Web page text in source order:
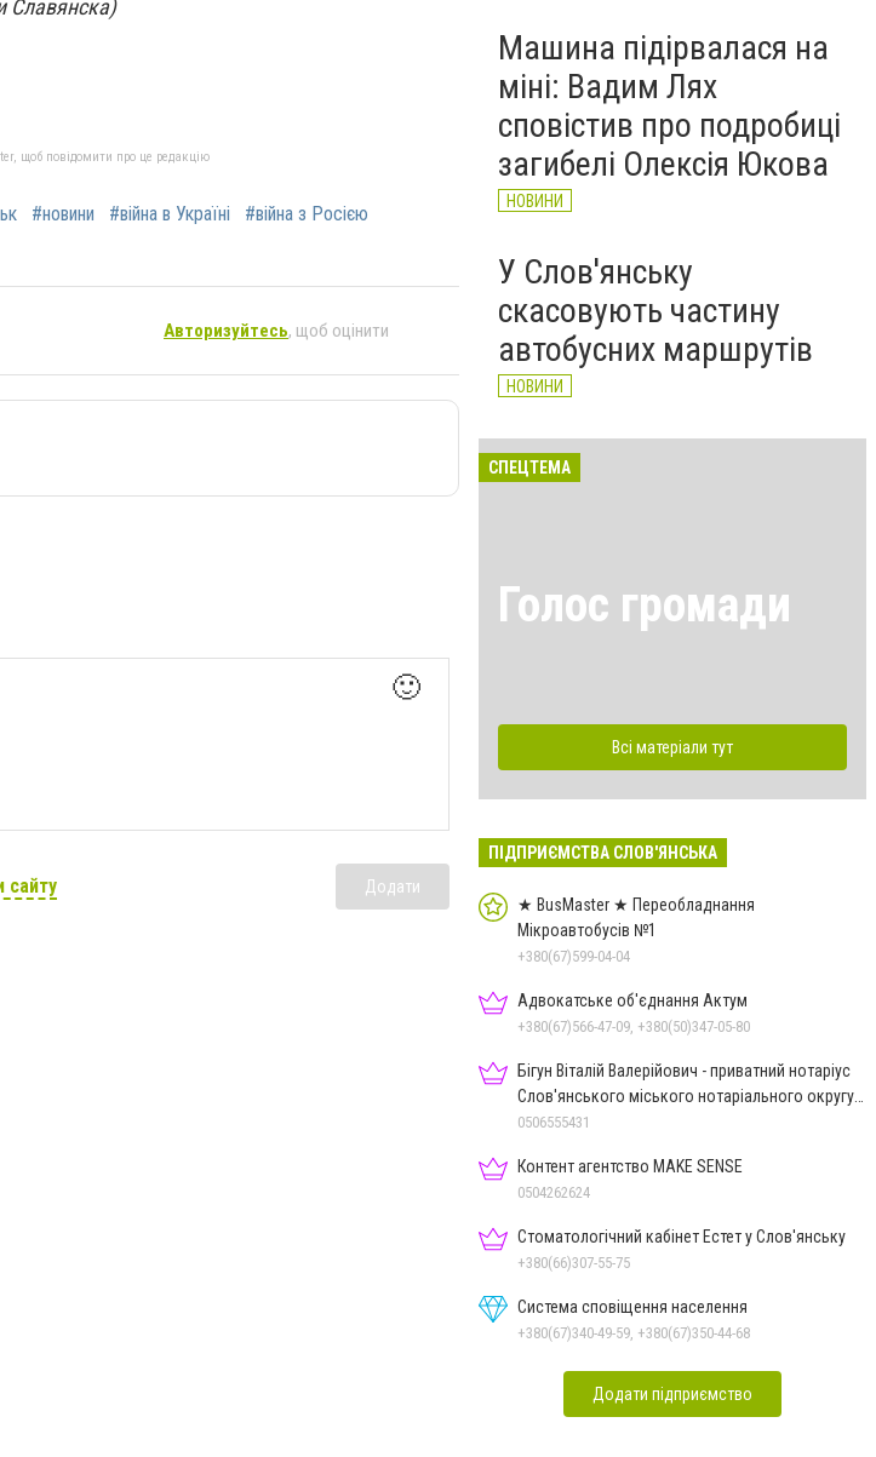
Славянска)
щоб повідомити про це редакцію
#новини #війна в Україні
#війна з Росією
Авторизуйтесь, щоб оцінити
🙂
сайту Додати
Машина підірвалася на
міні: Вадим Лях
сповістив про подробиці
загибелі Олексія Юкова
НОВИНИ
У Слов'янську
скасовують частину
автобусних маршрутів
НОВИНИ
СПЕЦТЕМА
Голос громади
Всі матеріали тут
ПІДПРИЄМСТВА СЛОВ'ЯНСЬКА
★ BusMaster ★ Переобладнання
Мікроавтобусів №1
+380(67)599-04-04
Адвокатське об'єднання Актум
+380(67)566-47-09, +380(50)347-05-80
Бігун Віталій Валерійович - приватний нотаріус
Слов'янського міського нотаріального округу
Дон.обл.
0506555431
Контент агентство MAKE SENSE
0504262624
Стоматологічний кабінет Естет у Слов'янську
+380(66)307-55-75
Система сповіщення населення
+380(67)340-49-59, +380(67)350-44-68
Додати підприємство